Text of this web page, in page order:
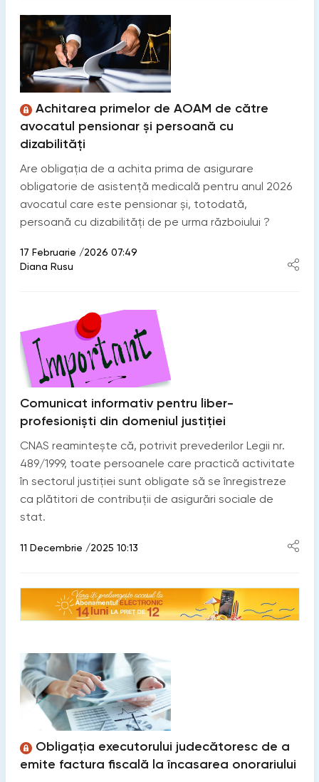
Achitarea primelor de AOAM de către
avocatul pensionar și persoană cu
dizabilități
Are obligația de a achita prima de asigurare
obligatorie de asistență medicală pentru anul 2026
avocatul care este pensionar și, totodată,
persoană cu dizabilități de pe urma războiului ?
17 Februarie /2026 07:49
Diana Rusu
Comunicat informativ pentru liber-
profesionişti din domeniul justiţiei
CNAS reamintește că, potrivit prevederilor Legii nr.
489/1999, toate persoanele care practică activitate
în sectorul justiției sunt obligate să se înregistreze
ca plătitori de contribuţii de asigurări sociale de
stat.
11 Decembrie /2025 10:13
Obligația executorului judecătoresc de a
emite factura fiscală la încasarea onorariului